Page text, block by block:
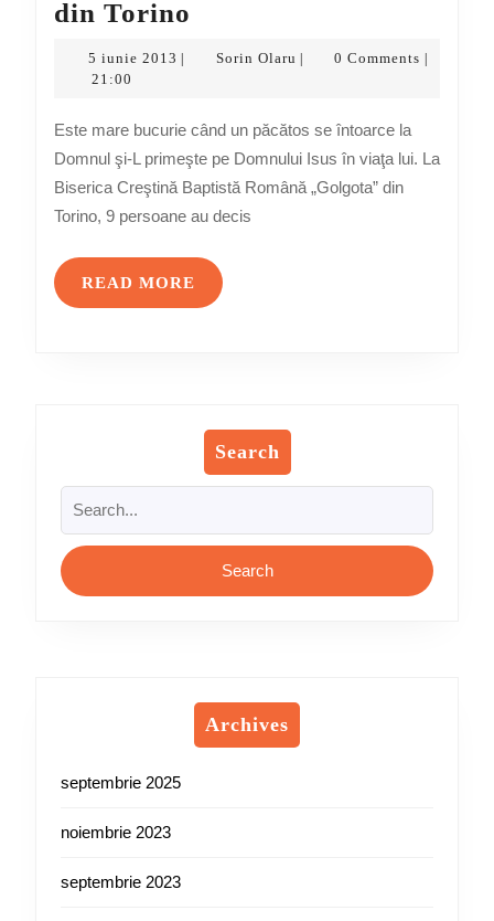
din Torino
Biserica
Baptistă
„Golgota”
Torino
5 iunie 2013 5
Sorin Olaru Sorin
0 Comments
21:00
Este mare bucurie când un păcătos se întoarce la
Domnul şi-L primeşte pe Domnului Isus în viaţa lui. La
Biserica Creştină Baptistă Română „Golgota” din
Torino, 9 persoane au decis
READ MORE READ
MORE
Search
for:
Archives
septembrie 2025
noiembrie 2023
septembrie 2023